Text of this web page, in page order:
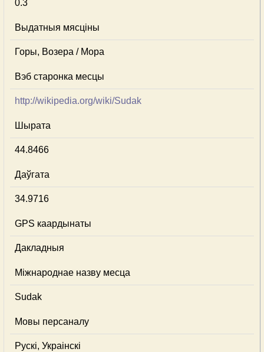
0.3
Выдатныя мясціны
Горы, Возера / Мора
Вэб старонка месцы
http://wikipedia.org/wiki/Sudak
Шырата
44.8466
Даўгата
34.9716
GPS каардынаты
Дакладныя
Міжнароднае назву месца
Sudak
Мовы персаналу
Рускі, Украінскі